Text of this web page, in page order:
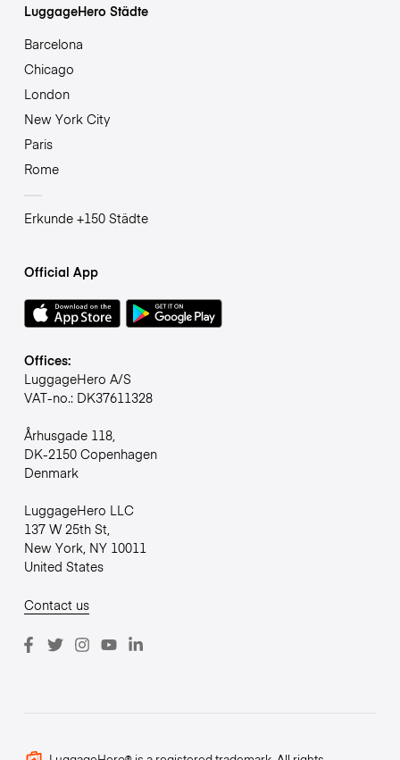
LuggageHero Städte
Barcelona
Chicago
London
New York City
Paris
Rome
Erkunde +150 Städte
Official App
Offices:
LuggageHero A/S
VAT-no.: DK37611328
Århusgade 118,
DK-2150 Copenhagen
Denmark
LuggageHero LLC
137 W 25th St,
New York, NY 10011
United States
Contact us